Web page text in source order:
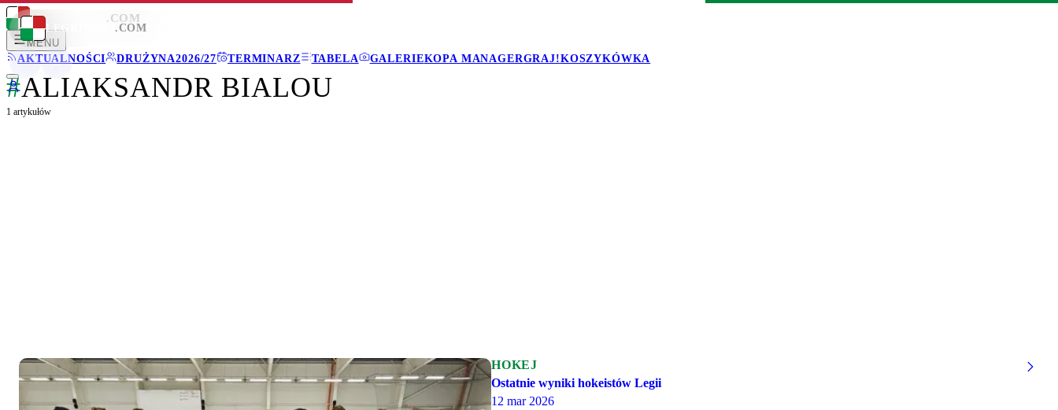
LEGIONISCI .COM
MENU
AKTUALNOŚCI
DRUŻYNA2026/27 TERMINARZ TABELA GALERIEKOPA MANAGERGRAJ!KOSZYKÓWKA
LEGIONISCI .COM
#ALIAKSANDR BIALOU
1 artykułów
HOKEJ
Ostatnie wyniki hokeistów Legii
12 mar 2026